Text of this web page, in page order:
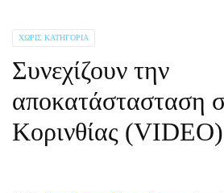
ΧΩΡΊΣ ΚΑΤΗΓΟΡΊΑ
Συνεχίζουν την
αποκατάστασταση
Κορινθίας (VIDEO)